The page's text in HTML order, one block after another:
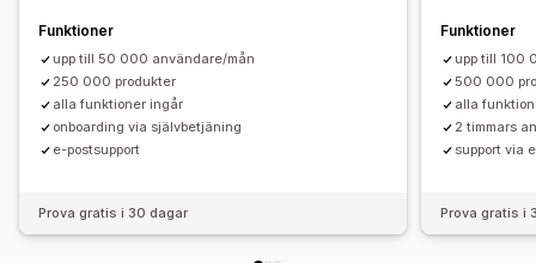
Mobilanpassning
Analysverktyg
Mobilanpassning
Visning av filter
Anpassade filter
Sökresultatssida
Sortering
Analysverktyg
Funktioner
upp till 50 000 användare/mån
250 000 produkter
alla funktioner ingår
onboarding via självbetjäning
e-postsupport
Prova gratis i 30 dagar
Funktioner
upp till 100
500 000
alla
2 timmars
support via
Prova gratis i